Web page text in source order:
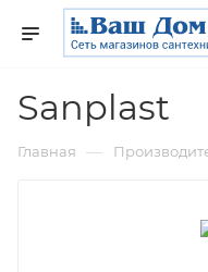
Sanplast
Главная —